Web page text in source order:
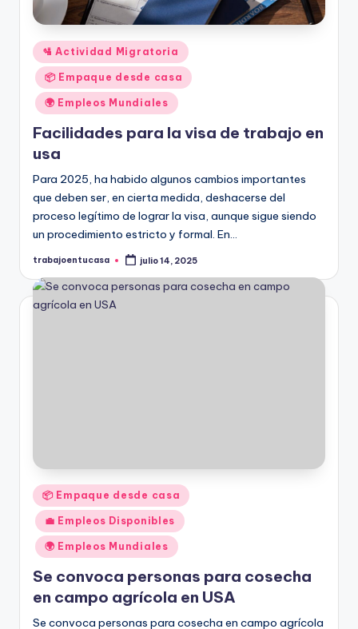
Publicado
en
🛂 Actividad Migratoria
📦 Empaque desde casa
🌍 Empleos Mundiales
Facilidades para la visa de trabajo en
usa
Para 2025, ha habido algunos cambios importantes
que deben ser, en cierta medida, deshacerse del
proceso legítimo de lograr la visa, aunque sigue siendo
un procedimiento estricto y formal. En…
Publicado
trabajoentucasa julio 14, 2025
Publicado
en
📦 Empaque desde casa
💼 Empleos Disponibles
🌍 Empleos Mundiales
Se convoca personas para cosecha
en campo agrícola en USA
Se convoca personas para cosecha en campo agrícola